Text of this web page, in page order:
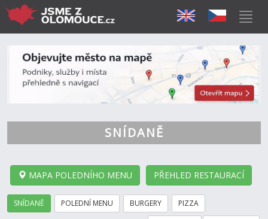
SNÍDANĚ
MAPA POLEDNÍHO MENU PŘEHLED RESTAURACÍ
SNÍDANĚ POLEDNÍ MENU BURGERY PIZZA